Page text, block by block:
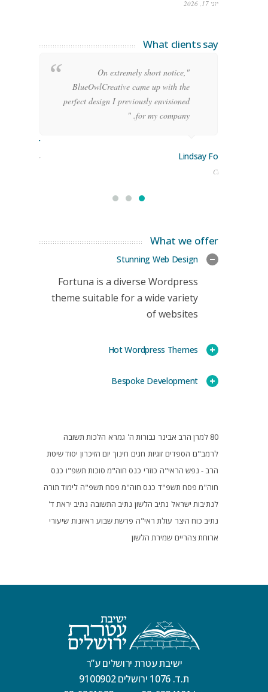
יוני 17, 2026
What clients say
"On extremely short notice,
BlueOwlCreative came up with the
perfect design I previously envisioned
for my company. "
Lindsay Ford
CEO
Stoner
Manager
What we offer
Stunning Web Design
Fortuna is a diverse Wordpress
theme suitable for a wide variety
of websites
Hot Wordpress Themes
Bespoke Development
80 למרן הרב אבינר גבורות ה' גמרא הלכות תשובה
לרמב"ם הספדים זוגיות חגים חינוך יום הזיכרון יסוד שיטת
הרב - נפש הראי"ה כוזרי כנס חוה"מ סוכות תשפ"ו כנס
חוה"מ פסח תשפ"ד כנס חוה"מ פסח תשפ"ה לימוד תורה
לנתיבות ישראל נתיב הלשון נתיב התשובה נתיב יראת ד'
נתיב כוח היצר עולת ראי"ה פרשת שבוע ראיונות שיעורי
ארוחת צהריים שמירת הלשון
ישיבת עטרת ירושלים ע”ר
ת.ד. 1076 ירושלים 9100902